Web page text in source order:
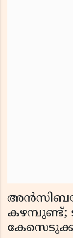
കഴമ്പുണ്ട്;